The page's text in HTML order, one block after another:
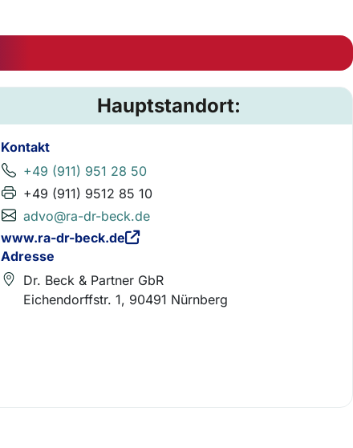
Hauptstandort:
Kontakt
+49 (911) 951 28 50
+49 (911) 9512 85 10
advo@ra-dr-beck.de
www.ra-dr-beck.de
Adresse
Dr. Beck & Partner GbR
Eichendorffstr. 1, 90491 Nürnberg